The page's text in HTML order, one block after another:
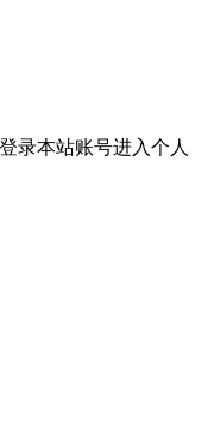
录本站账号进入个人